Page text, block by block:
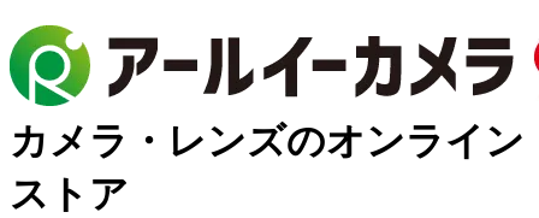
カメラ・レンズのオンライン
ストア